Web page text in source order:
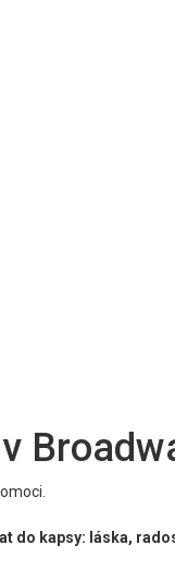
do kapsy: láska,